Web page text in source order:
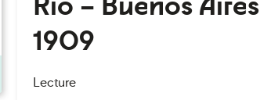
1909
Lecture